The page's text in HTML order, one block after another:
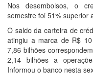
Nos desembolsos, o
semestre foi 51% superior
O saldo da carteira de
atingiu a marca de R$
7,86 bilhões
2,14 bilhões a
Informou o banco nesta